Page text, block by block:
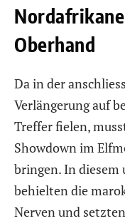
Oberhand
Da in der
Verlängerung auf
Treffer fielen,
Showdown im
bringen. In
behielten die
Nerven und